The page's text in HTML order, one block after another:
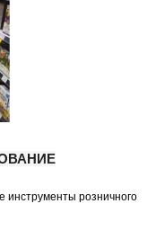
инструменты розничного